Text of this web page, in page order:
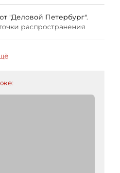
"Деловой Петербург".
распространения